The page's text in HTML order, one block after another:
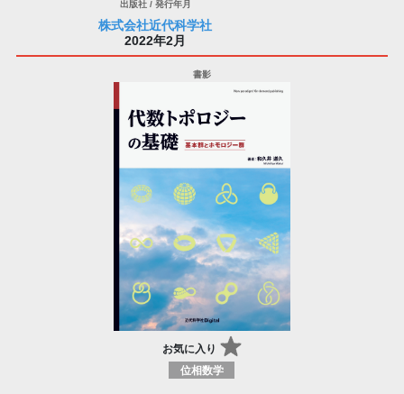
株式会社近代科学社
2022年2月
お気に入り
位相数学